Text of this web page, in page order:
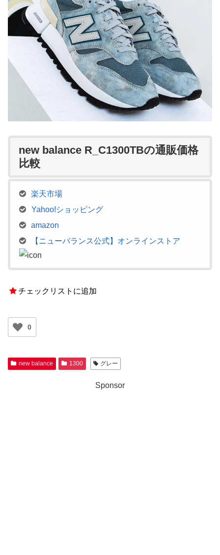
new balance R_C1300TBの通販価格
比較
楽天市場
Yahoo!ショッピング
amazon
【ニューバランス公式】オンラインストア
チェックリストに追加
0
new balance 1300 グレー
Sponsor